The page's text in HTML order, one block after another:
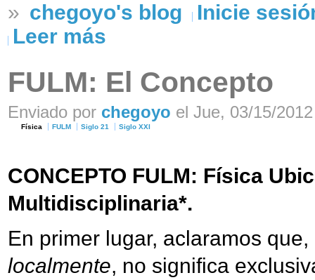
» chegoyo's blog
Inicie
Leer más
FULM: El Concepto
Enviado por chegoyo el Jue, 03/15/
Física FULM Siglo 21 Siglo XXI
CONCEPTO FULM: Física
Multidisciplinaria*.
En primer lugar, aclaramos
localmente, no significa